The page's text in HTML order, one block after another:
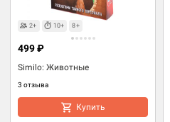
2+ 10+ 8+
Similo: Животные
3 отзыва
499 ₽
Купить